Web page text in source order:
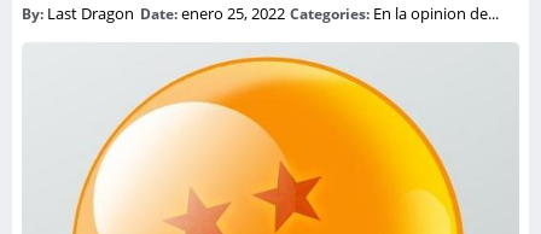
By: Last Dragon Date:enero 25, 2022 Categories: En la opinion de...